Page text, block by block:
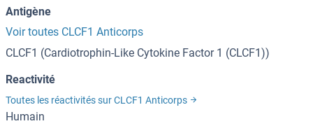
Antigène
Voir toutes CLCF1 Anticorps
CLCF1 (Cardiotrophin-Like Cytokine Factor 1 (CLCF1))
Reactivité
Toutes les réactivités sur CLCF1 Anticorps
Humain